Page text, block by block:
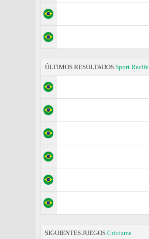
ÚLTIMOS RESULTADOS Sport Recife
SIGUIENTES JUEGOS Criciuma